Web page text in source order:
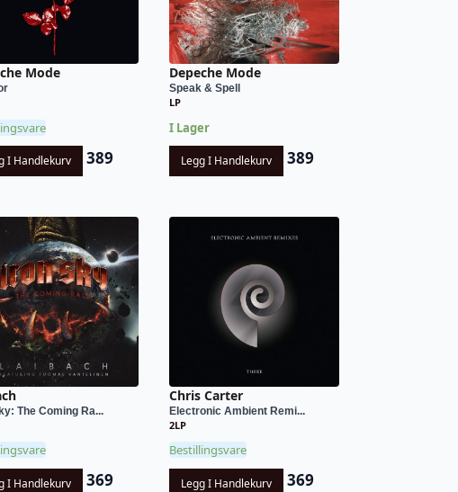
Mode
I Handlekurv 389
Depeche Mode
Speak & Spell
LP
I Lager
Legg I Handlekurv 389
The Coming Ra...
I Handlekurv 369
Chris Carter
Electronic Ambient Remi...
2LP
Bestillingsvare
Legg I Handlekurv 369